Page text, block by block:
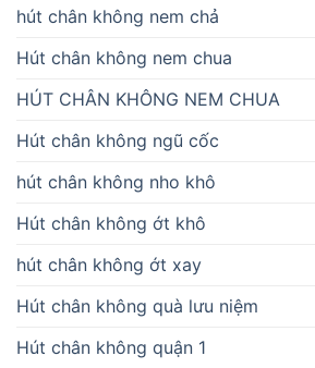
hút chân không nem chả
Hút chân không nem chua
HÚT CHÂN KHÔNG NEM CHUA
Hút chân không ngũ cốc
hút chân không nho khô
Hút chân không ớt khô
hút chân không ớt xay
Hút chân không quà lưu niệm
Hút chân không quận 1